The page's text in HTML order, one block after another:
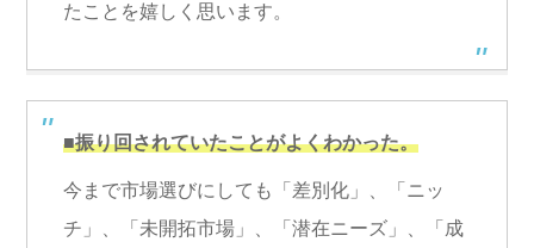
たことを嬉しく思います。
■振り回されていたことがよくわかった。
今まで市場選びにしても「差別化」、「ニッ
チ」、「未開拓市場」、「潜在ニーズ」、「成